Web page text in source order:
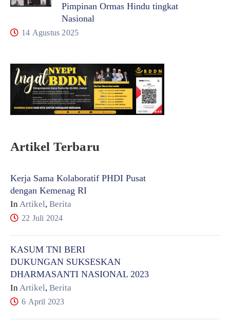
Pimpinan Ormas Hindu tingkat
Nasional
14 Agustus 2025
Artikel Terbaru
Kerja Sama Kolaboratif PHDI Pusat
dengan Kemenag RI
InArtikel, Berita
22 Juli 2024
KASUM TNI BERI
DUKUNGAN SUKSESKAN
DHARMASANTI NASIONAL 2023
InArtikel, Berita
6 April 2023